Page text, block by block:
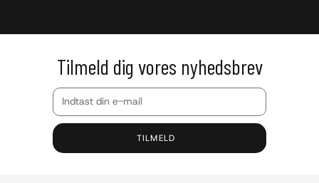
Tilmeld dig vores nyhedsbrev
TILMELD